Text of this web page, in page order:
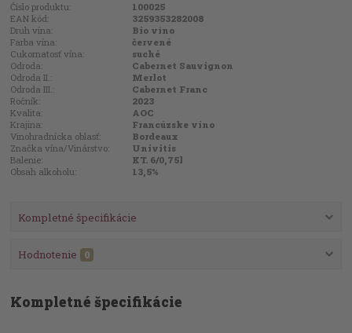
Číslo produktu:
100025
EAN kód:
3259353282008
Druh vína:
Bio víno
Farba vína:
červené
Cukornatosť vína:
suché
Odroda:
Cabernet Sauvignon
Odroda II.:
Merlot
Odroda III.:
Cabernet Franc
Ročník:
2023
Kvalita:
AOC
Krajina:
Francúzske víno
Vinohradnícka oblasť:
Bordeaux
Značka vína/Vinárstvo:
Univitis
Balenie:
KT. 6/0,75l
Obsah alkoholu:
13,5%
Kompletné špecifikácie
Hodnotenie 0
Kompletné špecifikácie